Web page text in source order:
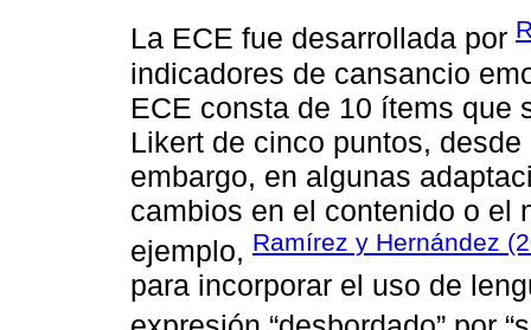
La ECE fue desarrollada por
indicadores de cansancio
ECE consta de 10 ítems que
Likert de cinco puntos,
embargo, en algunas
cambios en el contenido o el
ejemplo, Ramírez y Hernández
para incorporar el uso de